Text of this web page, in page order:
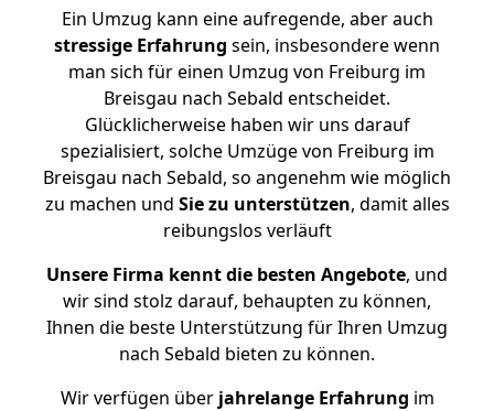
Ein Umzug kann eine aufregende, aber auch
stressige Erfahrung sein, insbesondere wenn
man sich für einen Umzug von Freiburg im
Breisgau nach Sebald entscheidet.
Glücklicherweise haben wir uns darauf
spezialisiert, solche Umzüge von Freiburg im
Breisgau nach Sebald, so angenehm wie möglich
zu machen und Sie zu unterstützen, damit alles
reibungslos verläuft
Unsere Firma kennt die besten Angebote, und
wir sind stolz darauf, behaupten zu können,
Ihnen die beste Unterstützung für Ihren Umzug
nach Sebald bieten zu können.
Wir verfügen überjahrelange Erfahrung im